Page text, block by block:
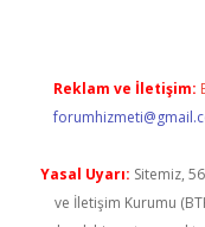
Reklam ve İletişim:
Yasal Uyarı: Sitemiz,
ve İletişim Kurumu